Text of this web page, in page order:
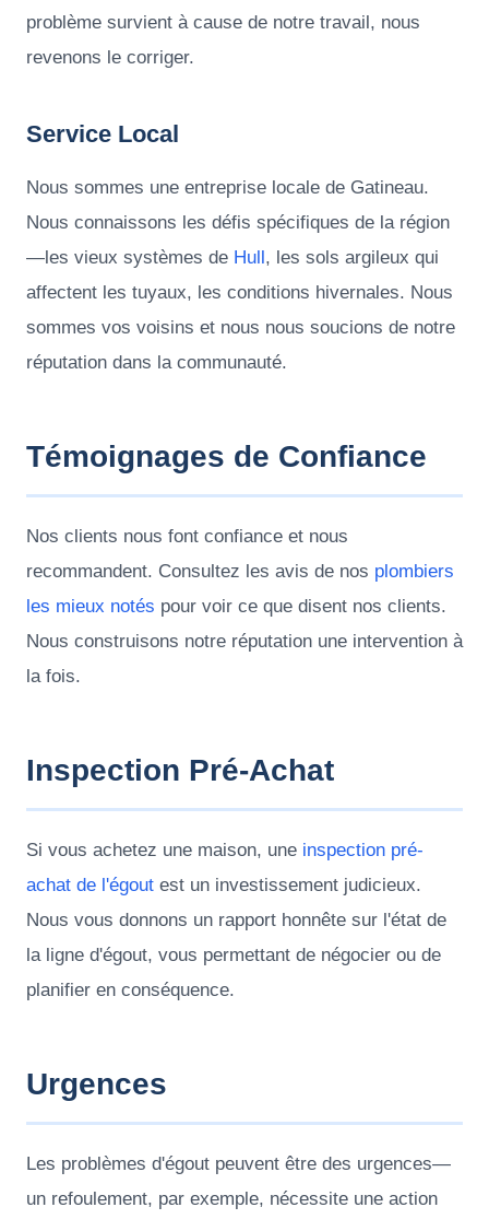
problème survient à cause de notre travail, nous
revenons le corriger.
Service Local
Nous sommes une entreprise locale de Gatineau.
Nous connaissons les défis spécifiques de la région
—les vieux systèmes de Hull, les sols argileux qui
affectent les tuyaux, les conditions hivernales. Nous
sommes vos voisins et nous nous soucions de notre
réputation dans la communauté.
Témoignages de Confiance
Nos clients nous font confiance et nous
recommandent. Consultez les avis de nos plombiers
les mieux notés pour voir ce que disent nos clients.
Nous construisons notre réputation une intervention à
la fois.
Inspection Pré-Achat
Si vous achetez une maison, une inspection pré-
achat de l'égout est un investissement judicieux.
Nous vous donnons un rapport honnête sur l'état de
la ligne d'égout, vous permettant de négocier ou de
planifier en conséquence.
Urgences
Les problèmes d'égout peuvent être des urgences—
un refoulement, par exemple, nécessite une action